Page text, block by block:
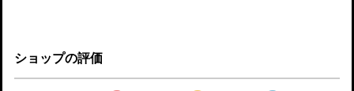
ショップの評価